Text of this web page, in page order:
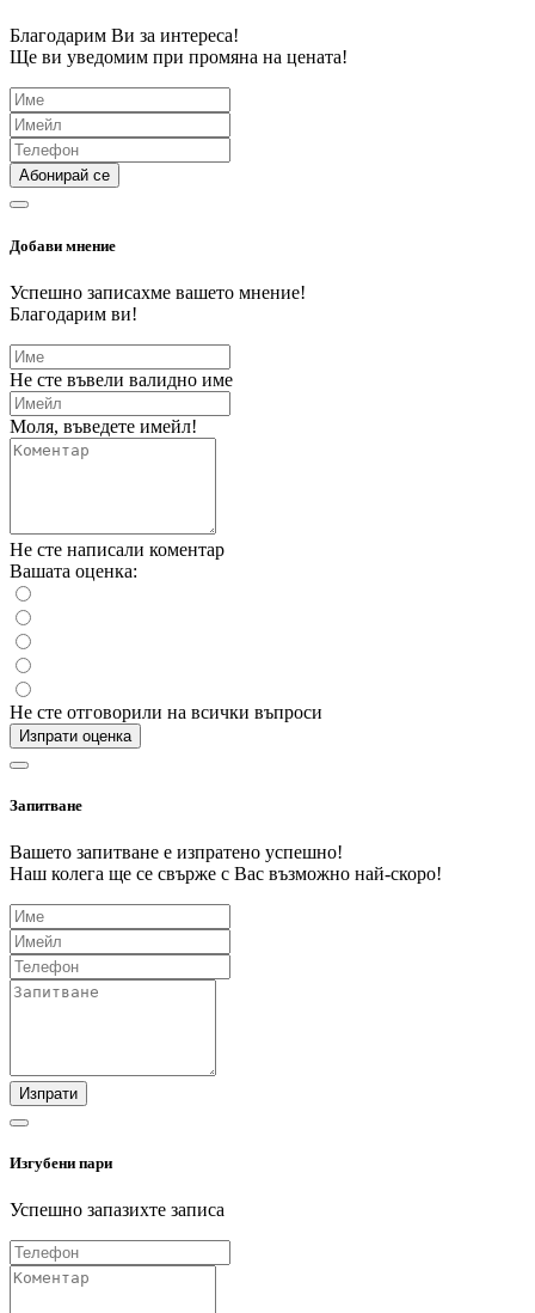
Благодарим Ви за интереса!
Ще ви уведомим при промяна на цената!
Абонирай се
Добави мнение
Успешно записахме вашето мнение!
Благодарим ви!
Не сте въвели валидно име
Моля, въведете имейл!
Не сте написали коментар
Вашата оценка:
Не сте отговорили на всички въпроси
Изпрати оценка
Запитване
Вашето запитване е изпратено успешно!
Наш колега ще се свърже с Вас възможно най-скоро!
Изпрати
Изгубени пари
Успешно запазихте записа